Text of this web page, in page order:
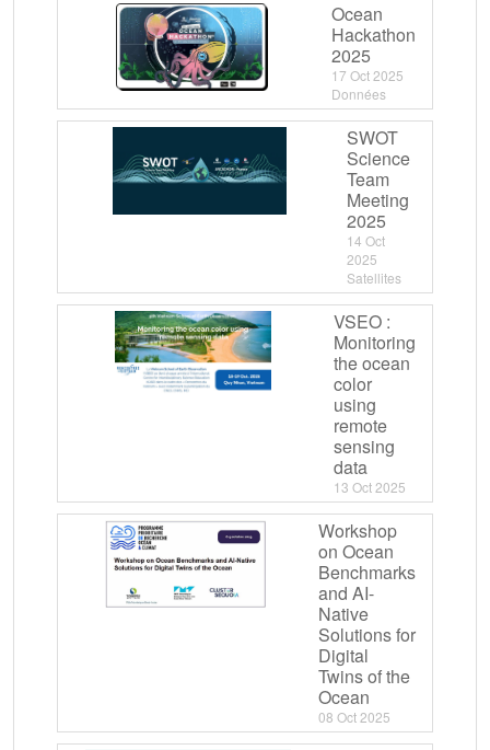
Ocean
Hackathon
2025
17 Oct 2025
Données
SWOT
Science
Team
Meeting
2025
14 Oct
2025
Satellites
VSEO :
Monitoring
the ocean
color
using
remote
sensing
data
13 Oct 2025
Workshop
on Ocean
Benchmarks
and AI-
Native
Solutions for
Digital
Twins of the
Ocean
08 Oct 2025